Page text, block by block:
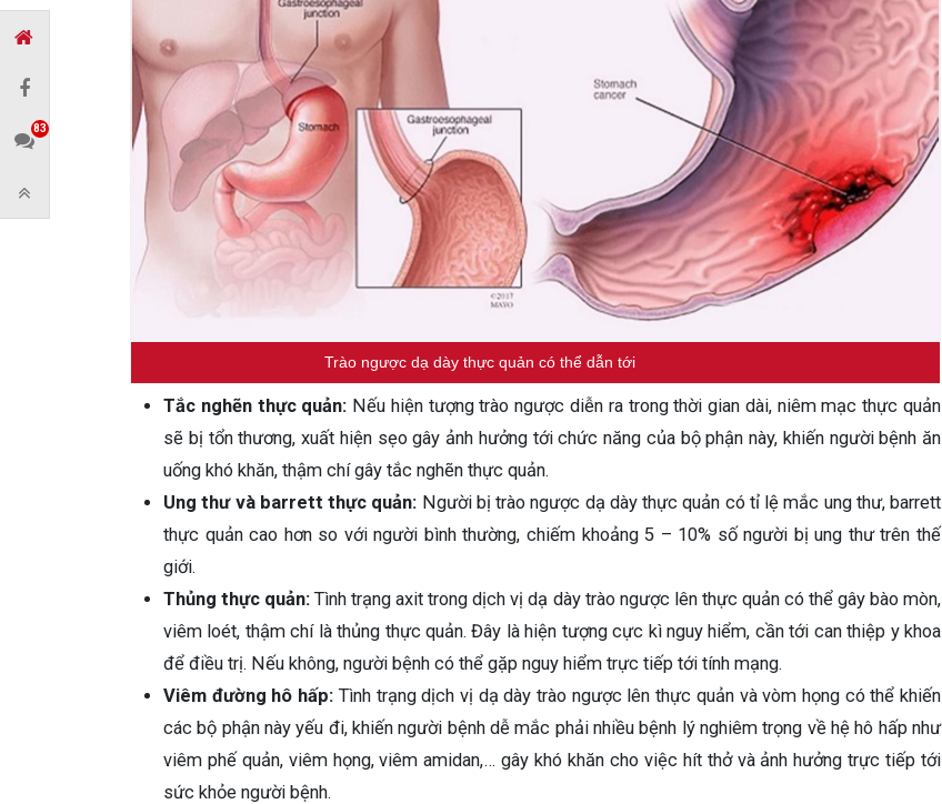
Trào ngược dạ dày thực quản có thể dẫn tới
Tắc nghẽn thực quản: Nếu hiện tượng trào ngược diễn ra trong thời gian dài, niêm mạc thực quản
sẽ bị tổn thương, xuất hiện sẹo gây ảnh hưởng tới chức năng của bộ phận này, khiến người bệnh ăn
uống khó khăn, thậm chí gây tắc nghẽn thực quản.
Ung thư và barrett thực quản: Người bị trào ngược dạ dày thực quản có tỉ lệ mắc ung thư, barrett
thực quản cao hơn so với người bình thường, chiếm khoảng 5 – 10% số người bị ung thư trên thế
giới.
Thủng thực quản: Tình trạng axit trong dịch vị dạ dày trào ngược lên thực quản có thể gây bào mòn,
viêm loét, thậm chí là thủng thực quản. Đây là hiện tượng cực kì nguy hiểm, cần tới can thiệp y khoa
để điều trị. Nếu không, người bệnh có thể gặp nguy hiểm trực tiếp tới tính mạng.
Viêm đường hô hấp: Tình trạng dịch vị dạ dày trào ngược lên thực quản và vòm họng có thể khiến
các bộ phận này yếu đi, khiến người bệnh dễ mắc phải nhiều bệnh lý nghiêm trọng về hệ hô hấp như
viêm phế quản, viêm họng, viêm amidan,… gây khó khăn cho việc hít thở và ảnh hưởng trực tiếp tới
sức khỏe người bệnh.
83